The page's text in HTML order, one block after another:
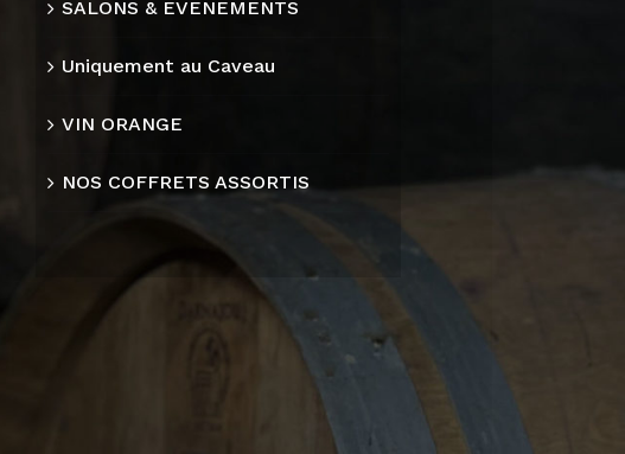
SALONS & EVENEMENTS
Uniquement au Caveau
VIN ORANGE
NOS COFFRETS ASSORTIS